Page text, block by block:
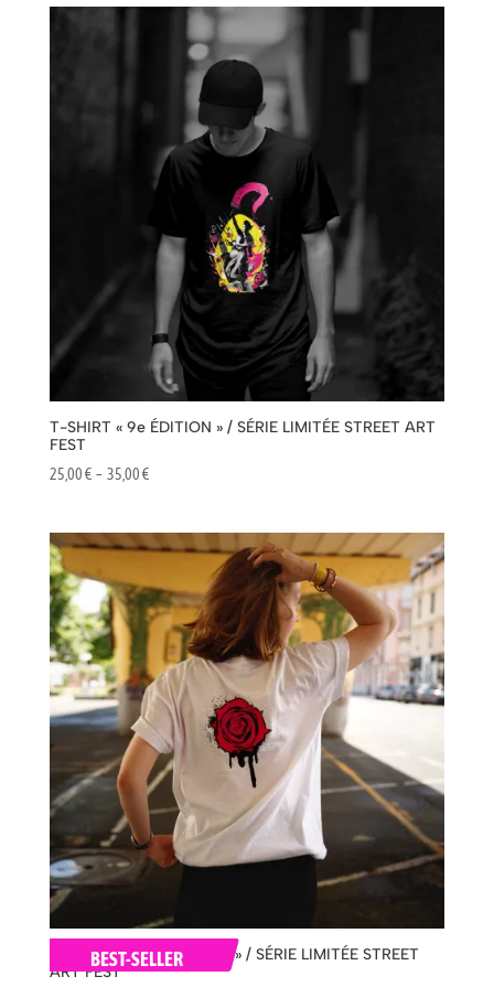
35,00 €
T-SHIRT « 9e ÉDITION » / SÉRIE LIMITÉE STREET ART
FEST
25,00€ – 35,00€Plage
25,00 €
35,00 €
BEST-SELLER
T-SHIRT « Pour les Roses » / SÉRIE LIMITÉE STREET
ART FEST